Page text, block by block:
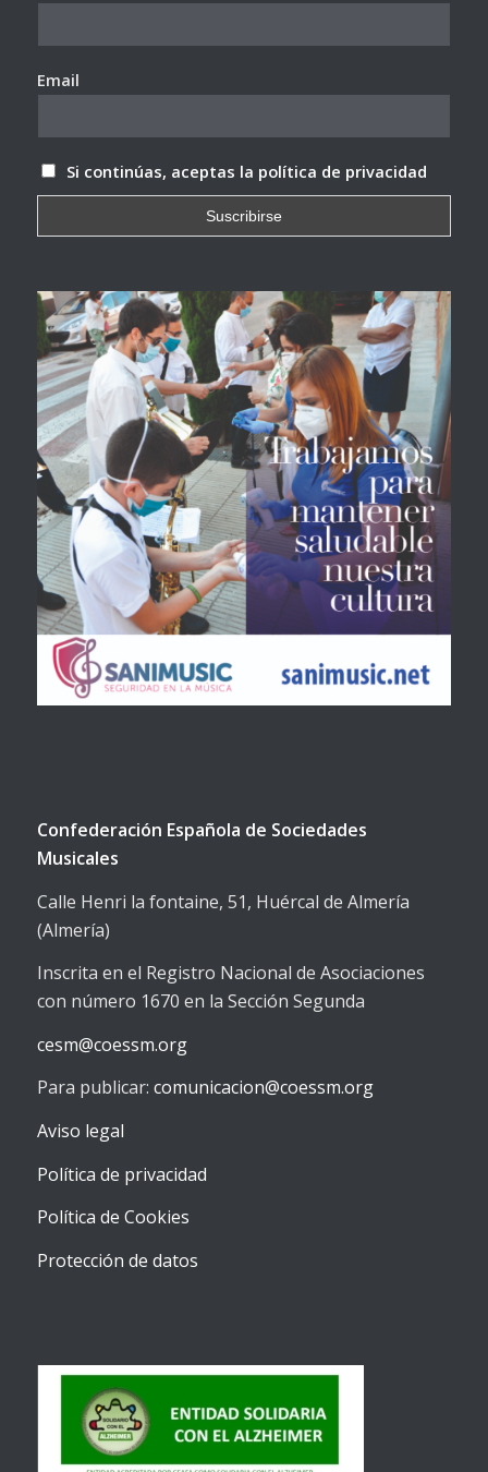
Email
Si continúas, aceptas la política de privacidad
Confederación Española de Sociedades
Musicales
Calle Henri la fontaine, 51, Huércal de Almería
(Almería)
Inscrita en el Registro Nacional de Asociaciones
con número 1670 en la Sección Segunda
cesm@coessm.org
Para publicar: comunicacion@coessm.org
Aviso legal
Política de privacidad
Política de Cookies
Protección de datos